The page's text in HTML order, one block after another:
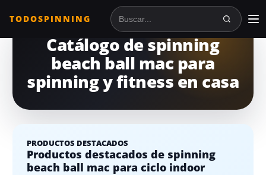
TODOSPINNING Buscar en TodoSpinning
Catálogo de spinning
beach ball mac para
spinning y fitness en casa
PRODUCTOS DESTACADOS
Productos destacados de spinning
beach ball mac para ciclo indoor